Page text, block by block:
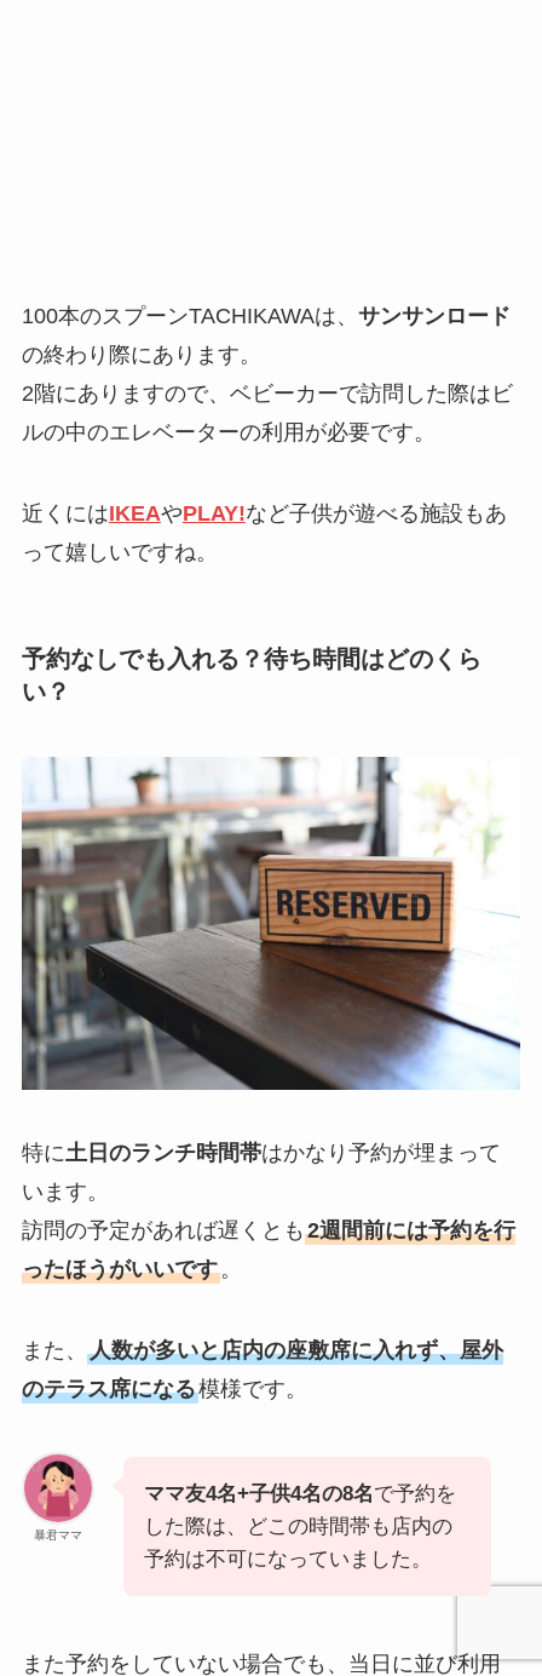
100本のスプーンTACHIKAWAは、 サンサンロード
の終わり際にあります。
2階にありますので、ベビーカーで訪問した際はビ
ルの中のエレベーターの利用が必要です。
近くにはIKEAやPLAY!など子供が遊べる施設もあ
って嬉しいですね。
予約なしでも入れる？待ち時間はどのくら
い？
特に 土日のランチ時間帯はかなり予約が埋まって
います。
訪問の予定があれば遅くとも 2週間前には予約を行
ったほうがいいです。
また、 人数が多いと店内の座敷席に入れず、屋外
のテラス席になる模様です。
暴君ママ
ママ友4名+子供4名の8名で予約を
した際は、どこの時間帯も店内の
予約は不可になっていました。
また予約をしていない場合でも、当日に並び利用